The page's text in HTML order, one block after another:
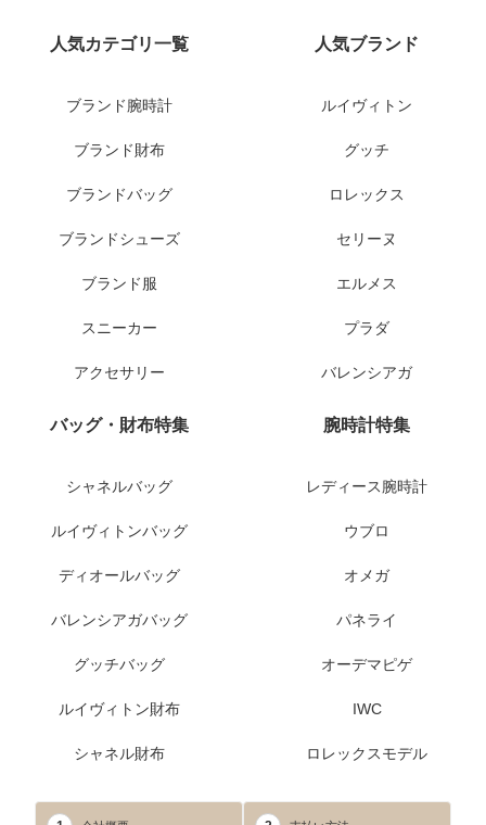
人気カテゴリ一覧
ブランド腕時計
ブランド財布
ブランドバッグ
ブランドシューズ
ブランド服
スニーカー
アクセサリー
人気ブランド
ルイヴィトン
グッチ
ロレックス
セリーヌ
エルメス
プラダ
バレンシアガ
バッグ・財布特集
シャネルバッグ
ルイヴィトンバッグ
ディオールバッグ
バレンシアガバッグ
グッチバッグ
ルイヴィトン財布
シャネル財布
腕時計特集
レディース腕時計
ウブロ
オメガ
パネライ
オーデマピゲ
IWC
ロレックスモデル